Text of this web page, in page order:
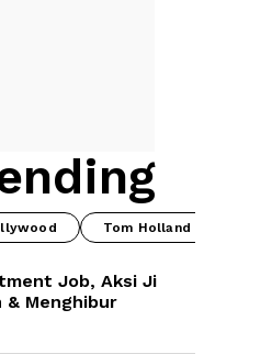
Tom Holland
Job, Aksi Ji
& Menghibur